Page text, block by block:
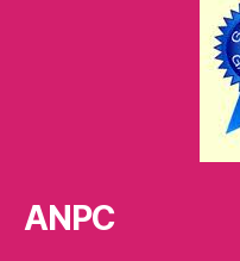
ANPC